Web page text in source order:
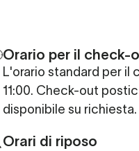
Orario per il check-
L'orario standard per il
11:00. Check-out
disponibile su richiesta.
Orari di riposo